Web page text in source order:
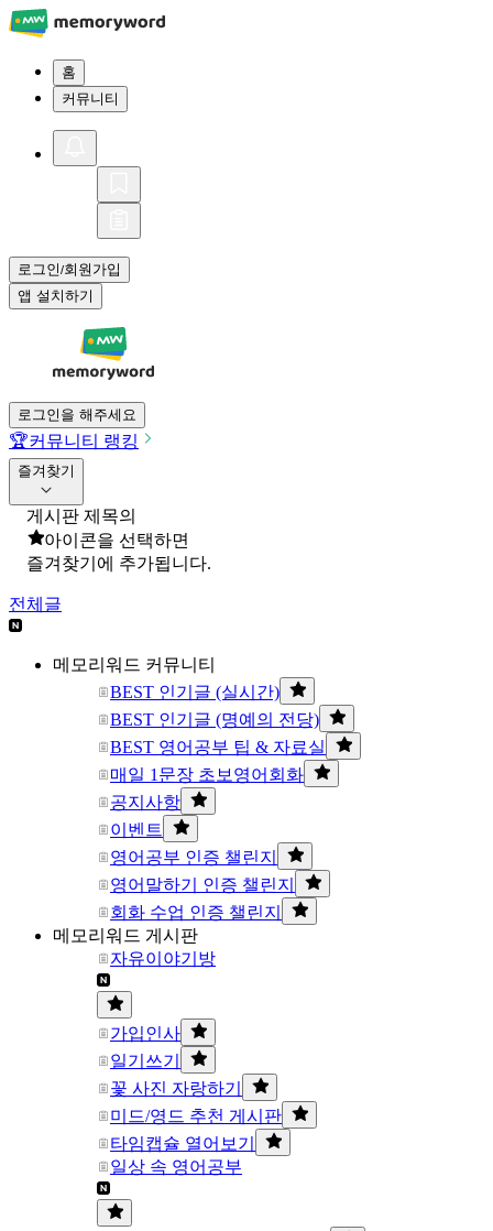
홈
커뮤니티
로그인/회원가입
앱 설치하기
로그인을 해주세요
🏆커뮤니티 랭킹
즐겨찾기
게시판 제목의
아이콘을 선택하면
즐겨찾기에 추가됩니다.
전체글
메모리워드 커뮤니티
BEST 인기글 (실시간)
BEST 인기글 (명예의 전당)
BEST 영어공부 팁 & 자료실
매일 1문장 초보영어회화
공지사항
이벤트
영어공부 인증 챌린지
영어말하기 인증 챌린지
회화 수업 인증 챌린지
메모리워드 게시판
자유이야기방
가입인사
일기쓰기
꽃 사진 자랑하기
미드/영드 추천 게시판
타임캡슐 열어보기
일상 속 영어공부